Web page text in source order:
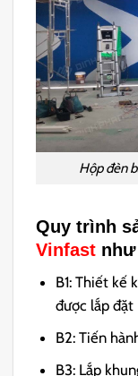
Hộp đèn
Quy trình
Vinfast
B1: Thiết kế
được lắp đặt
B2: Tiến
B3: Lắp